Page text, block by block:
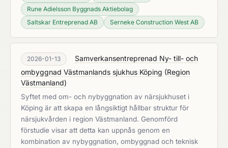
Rune Adielsson Byggnads Aktiebolag
Saltskar Entreprenad AB
Serneke Construction West AB
2026-01-13
Samverkansentreprenad Ny- till- och
ombyggnad Västmanlands sjukhus Köping (Region
Västmanland)
Syftet med om- och nybyggnation av närsjukhuset i
Köping är att skapa en långsiktigt hållbar struktur för
närsjukvården i region Västmanland. Genomförd
förstudie visar att detta kan uppnås genom en
kombination av nybyggnation, ombyggnad och teknisk